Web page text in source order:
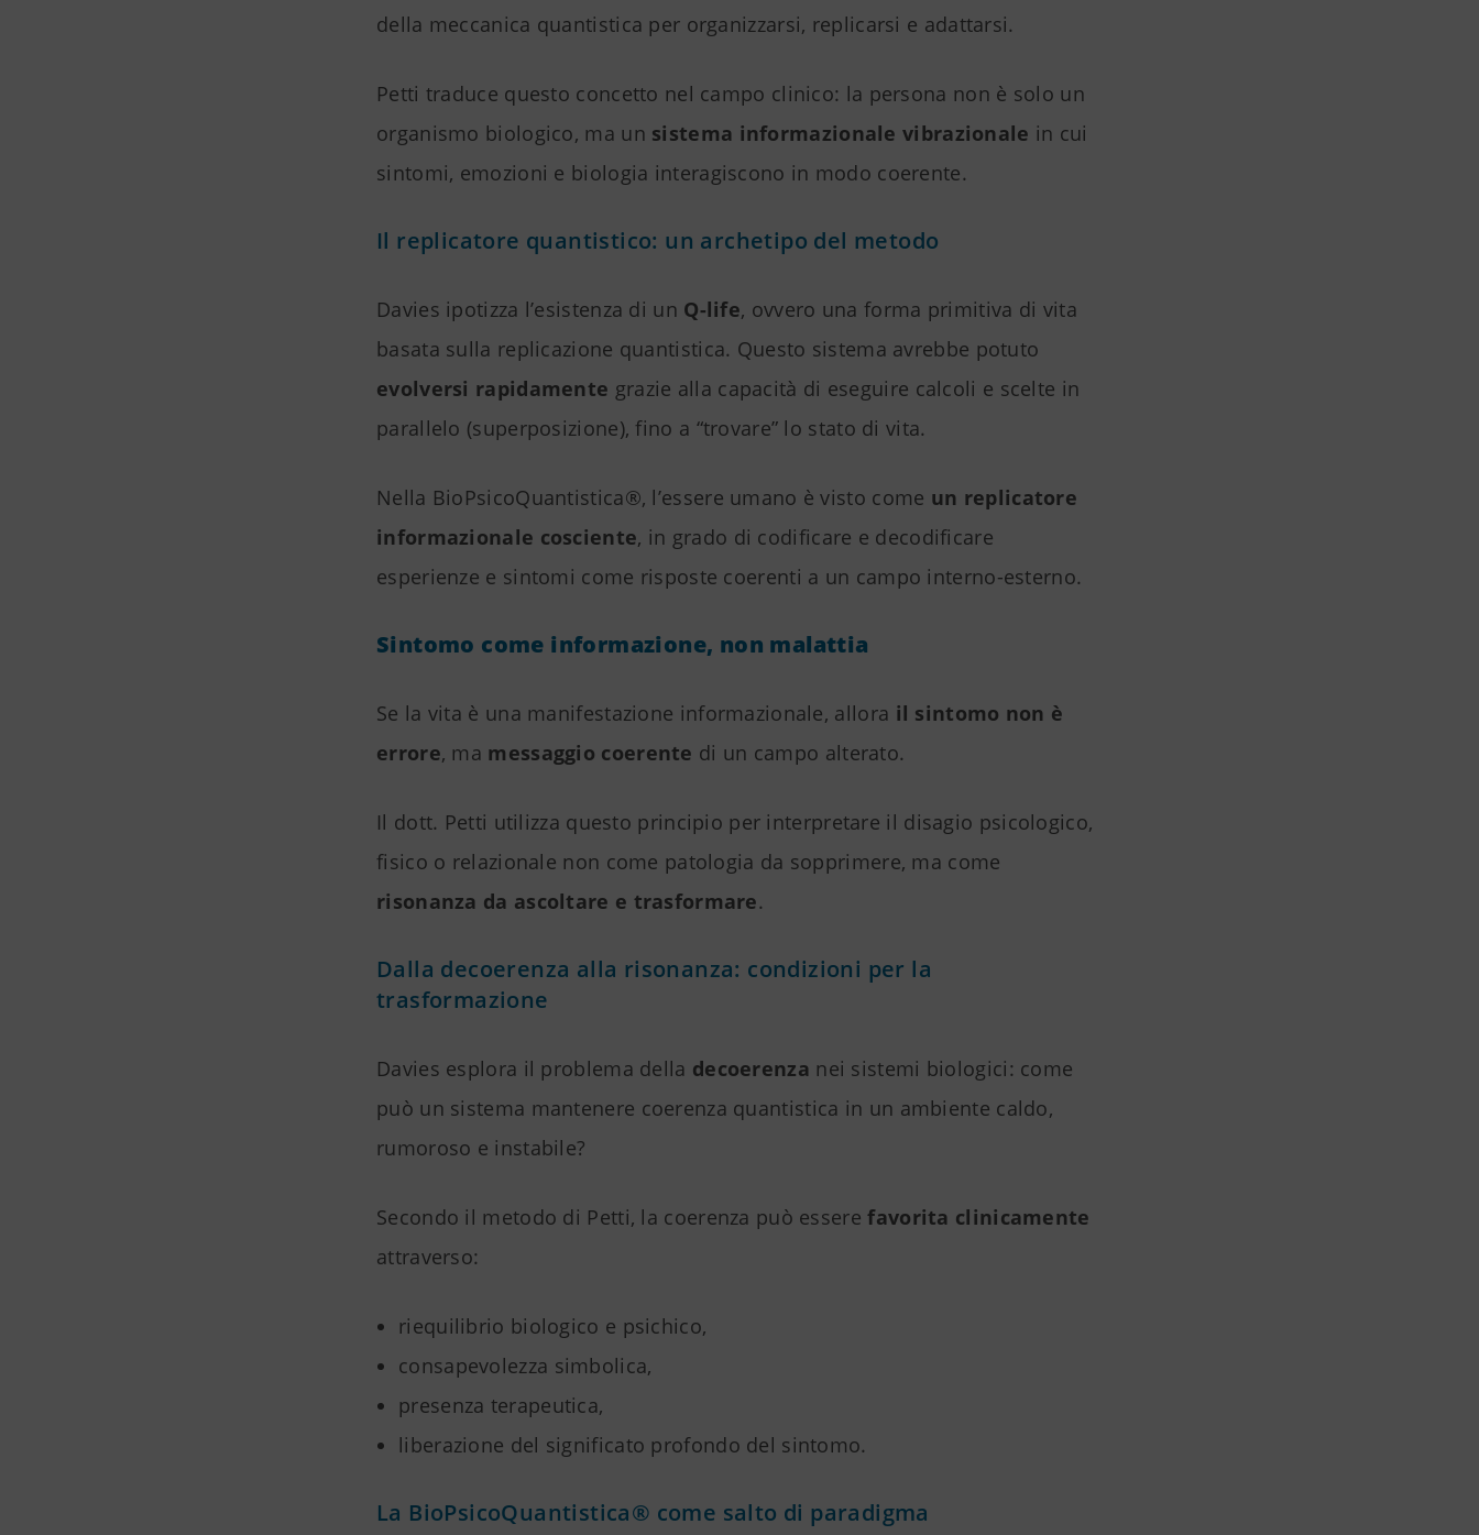
della meccanica quantistica per organizzarsi, replicarsi e adattarsi.
Petti traduce questo concetto nel campo clinico: la persona non è solo un
organismo biologico, ma un sistema informazionale vibrazionale in cui
sintomi, emozioni e biologia interagiscono in modo coerente.
Il replicatore quantistico: un archetipo del metodo
Davies ipotizza l’esistenza di un Q-life, ovvero una forma primitiva di vita
basata sulla replicazione quantistica. Questo sistema avrebbe potuto
evolversi rapidamente grazie alla capacità di eseguire calcoli e scelte in
parallelo (superposizione), fino a “trovare” lo stato di vita.
Nella BioPsicoQuantistica®, l’essere umano è visto come un replicatore
informazionale cosciente, in grado di codificare e decodificare
esperienze e sintomi come risposte coerenti a un campo interno-esterno.
Sintomo come informazione, non malattia
Se la vita è una manifestazione informazionale, allora il sintomo non è
errore, ma messaggio coerente di un campo alterato.
Il dott. Petti utilizza questo principio per interpretare il disagio psicologico,
fisico o relazionale non come patologia da sopprimere, ma come
risonanza da ascoltare e trasformare.
Dalla decoerenza alla risonanza: condizioni per la
trasformazione
Davies esplora il problema della decoerenza nei sistemi biologici: come
può un sistema mantenere coerenza quantistica in un ambiente caldo,
rumoroso e instabile?
Secondo il metodo di Petti, la coerenza può esserefavorita clinicamente
attraverso:
riequilibrio biologico e psichico,
consapevolezza simbolica,
presenza terapeutica,
liberazione del significato profondo del sintomo.
La BioPsicoQuantistica® come salto di paradigma